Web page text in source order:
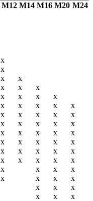
М12 М14 М16 М20 М24
х
х
х
х
х х
х
х х х
х
х х х х
х
х х х х
х
х х х х
х
х х х х
х
х х х х
х
х х х х
х
х х х х
х
х х х
х
х х х
х
х х
х
х х х